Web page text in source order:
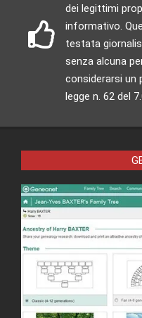
dei legittimi
informativo.
testata
senza alcuna
considerarsi un
legge n. 62 del